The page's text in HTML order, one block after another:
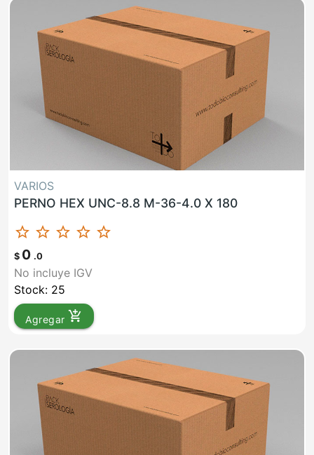
VARIOS
PERNO HEX UNC-8.8 M-36-4.0 X 180
star_border star_border star_border star_border star_border
$ 0 .0
No incluye IGV
Stock: 25
Agregar add_shopping_cart